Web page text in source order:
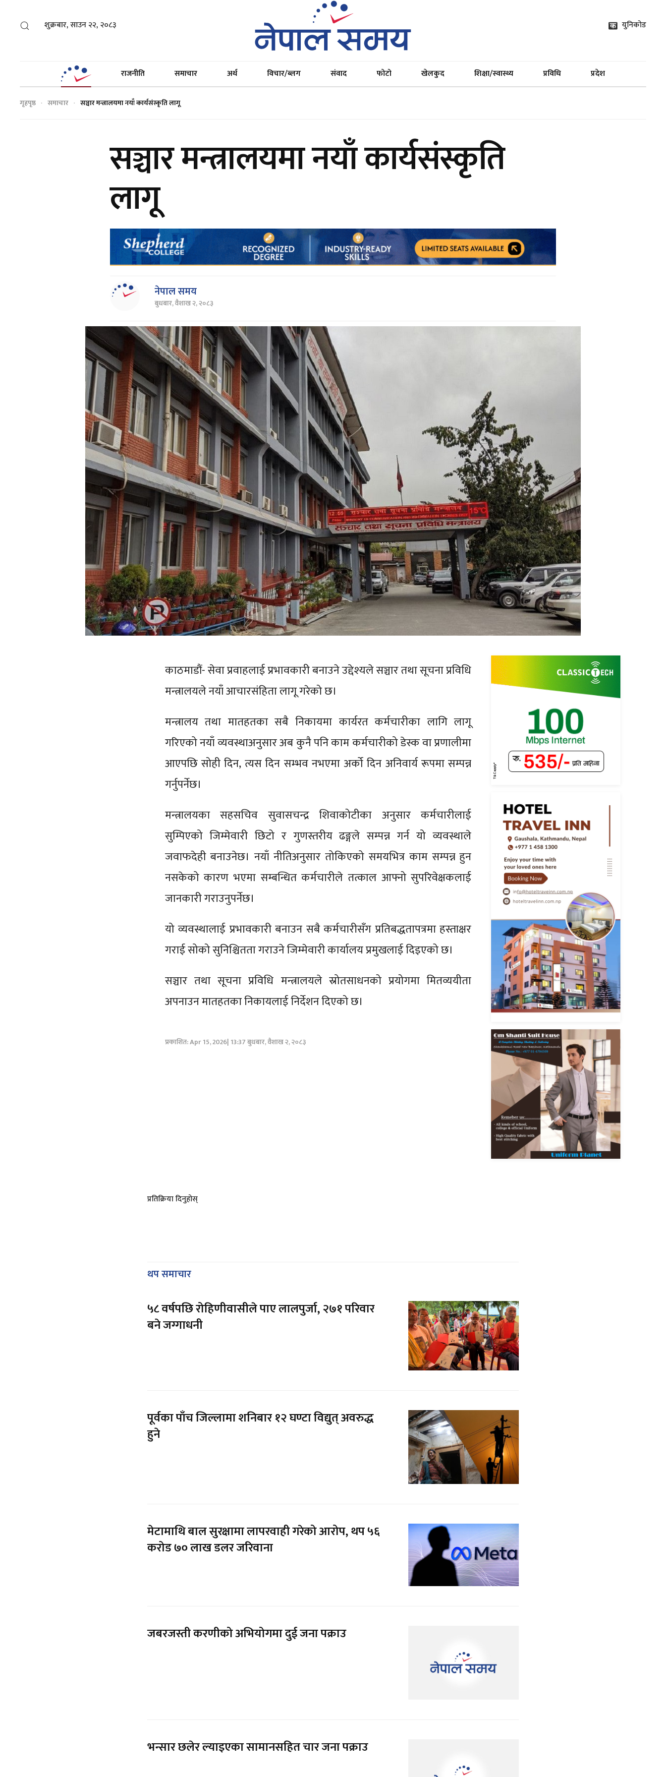
शुक्रबार, साउन २२, २०८३ युनिकोड
राजनीति समाचार अर्थ विचार/ब्लग संवाद फोटो खेलकुद शिक्षा/स्वास्थ्य प्रविधि प्रदेश
गृहपृष्ठ समाचार सञ्चार मन्त्रालयमा नयाँ कार्यसंस्कृति लागू
सञ्चार मन्त्रालयमा नयाँ कार्यसंस्कृति
लागू
नेपाल समय
बुधबार, वैशाख २, २०८३
काठमाडौं- सेवा प्रवाहलाई प्रभावकारी बनाउने उद्देश्यले सञ्चार तथा सूचना प्रविधि
मन्त्रालयले नयाँ आचारसंहिता लागू गरेको छ।
मन्त्रालय तथा मातहतका सबै निकायमा कार्यरत कर्मचारीका लागि लागू
गरिएको नयाँ व्यवस्थाअनुसार अब कुनै पनि काम कर्मचारीको डेस्क वा प्रणालीमा
आएपछि सोही दिन, त्यस दिन सम्भव नभएमा अर्को दिन अनिवार्य रूपमा सम्पन्न
गर्नुपर्नेछ।
मन्त्रालयका सहसचिव सुवासचन्द्र शिवाकोटीका अनुसार कर्मचारीलाई
सुम्पिएको जिम्मेवारी छिटो र गुणस्तरीय ढङ्गले सम्पन्न गर्न यो व्यवस्थाले
जवाफदेही बनाउनेछ। नयाँ नीतिअनुसार तोकिएको समयभित्र काम सम्पन्न हुन
नसकेको कारण भएमा सम्बन्धित कर्मचारीले तत्काल आफ्नो सुपरिवेक्षकलाई
जानकारी गराउनुपर्नेछ।
यो व्यवस्थालाई प्रभावकारी बनाउन सबै कर्मचारीसँग प्रतिबद्धतापत्रमा हस्ताक्षर
गराई सोको सुनिश्चितता गराउने जिम्मेवारी कार्यालय प्रमुखलाई दिइएको छ।
सञ्चार तथा सूचना प्रविधि मन्त्रालयले स्रोतसाधनको प्रयोगमा मितव्ययीता
अपनाउन मातहतका निकायलाई निर्देशन दिएको छ।
प्रकाशित: Apr 15, 2026| 13:37 बुधबार, वैशाख २, २०८३
प्रतिक्रिया दिनुहोस्
थप समाचार
५८ वर्षपछि रोहिणीवासीले पाए लालपुर्जा, २७१ परिवार
बने जग्गाधनी
पूर्वका पाँच जिल्लामा शनिबार १२ घण्टा विद्युत् अवरुद्ध
हुने
मेटामाथि बाल सुरक्षामा लापरवाही गरेको आरोप, थप ५६
करोड ७० लाख डलर जरिवाना
जबरजस्ती करणीको अभियोगमा दुई जना पक्राउ
भन्सार छलेर ल्याइएका सामानसहित चार जना पक्राउ